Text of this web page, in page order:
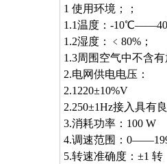
1 使用环境；；
1.1温度：-
1.2湿度：﹤80%；
1.3周围空气中不含
2.电网供电电压：
2.1220±10%V
2.250±1Hz接入具有
3.消耗功率：100 W
4.调速范围：
5.转速准确度：±1 转